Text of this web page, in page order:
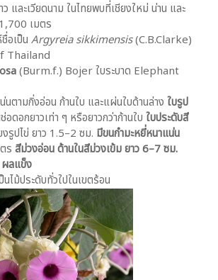
และเวียดนาม ในไทยพบที่เชียงใหม่ น่าน และ
เมตร
อเป็น Argyreia sikkimensis(C.B.Clarke)
Thailand
(Burm.f.) Bojer ใบระบาด Elephant
นตามกิ่งอ่อน ก้านใบ และแผ่นใบด้านล่าง ใบรูป
ดอกยาวเท่า ๆ หรือยาวกว่าก้านใบ ใบประดับสี
งรูปไข่ ยาว 1.5–2 ซม. มีขนกำมะหยี่หนาแน่น
ร สีม่วงอ่อน ด้านในสีม่วงเข้ม ยาว 6–7 ซม.
ผลแข็ง
ไม้ประดับทั่วใปในเขตร้อน